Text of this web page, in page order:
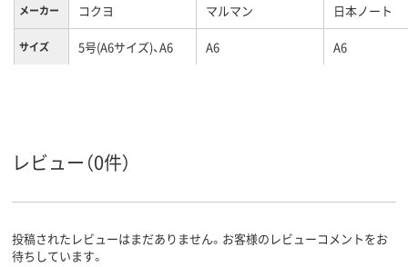
メーカー コクヨ マルマン 日本ノート
サイズ 5号(A6サイズ)、A6 A6 A6
行数 21行
グリーン系 グリーン系 グレー系
レビュー（0件）
投稿されたレビューはまだありません。お客様のレビューコメントをお
待ちしています。